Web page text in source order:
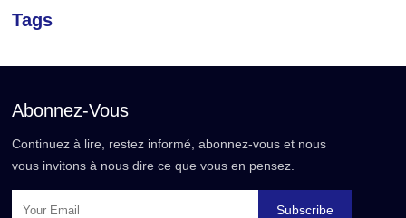
Tags
Abonnez-Vous
Continuez à lire, restez informé, abonnez-vous et nous
vous invitons à nous dire ce que vous en pensez.
Subscribe